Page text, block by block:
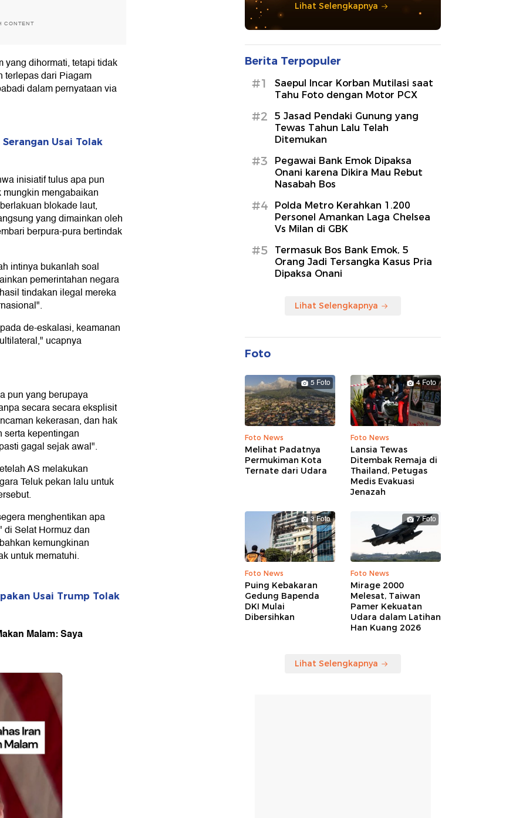
CONTENT
dihormati, tetapi tidak
terlepas dari Piagam
dalam pernyataan via
Usai Tolak
inisiatif tulus apa pun
mengabaikan
blokade laut,
yang dimainkan oleh
berpura-pura bertindak
intinya bukanlah soal
pemerintahan negara
tindakan ilegal mereka
de-eskalasi, keamanan
ucapnya
pun yang berupaya
secara secara eksplisit
kekerasan, dan hak
serta kepentingan
gagal sejak awal".
AS melakukan
Teluk pekan lalu untuk
menghentikan apa
Selat Hormuz dan
kemungkinan
untuk mematuhi.
Usai Trump Tolak
Malam: Saya
Lihat Selengkapnya
Berita Terpopuler
#1
Saepul Incar Korban Mutilasi saat
Tahu Foto dengan Motor PCX
#2
5 Jasad Pendaki Gunung yang
Tewas Tahun Lalu Telah
Ditemukan
#3
Pegawai Bank Emok Dipaksa
Onani karena Dikira Mau Rebut
Nasabah Bos
#4
Polda Metro Kerahkan 1.200
Personel Amankan Laga Chelsea
Vs Milan di GBK
#5
Termasuk Bos Bank Emok, 5
Orang Jadi Tersangka Kasus Pria
Dipaksa Onani
Lihat Selengkapnya
Foto
5 Foto
Foto News
Melihat Padatnya
Permukiman Kota
Ternate dari Udara
4 Foto
Foto News
Lansia Tewas
Ditembak Remaja di
Thailand, Petugas
Medis Evakuasi
Jenazah
3 Foto
Foto News
Puing Kebakaran
Gedung Bapenda
DKI Mulai
Dibersihkan
7 Foto
Foto News
Mirage 2000
Melesat, Taiwan
Pamer Kekuatan
Udara dalam Latihan
Han Kuang 2026
Lihat Selengkapnya